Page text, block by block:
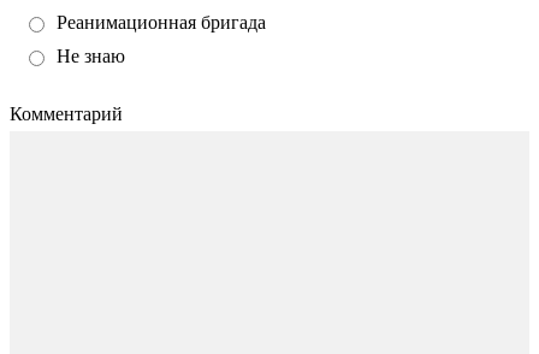
Реанимационная бригада
Не знаю
Комментарий